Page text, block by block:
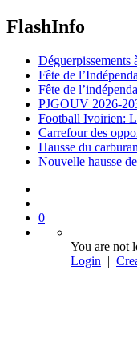
FlashInfo
Déguerpissements
Fête de
Fête de
PJGOUV 2026-
Football Ivoirien:
Carrefour des
Hausse du
Nouvelle hausse
0
You are not
Login |